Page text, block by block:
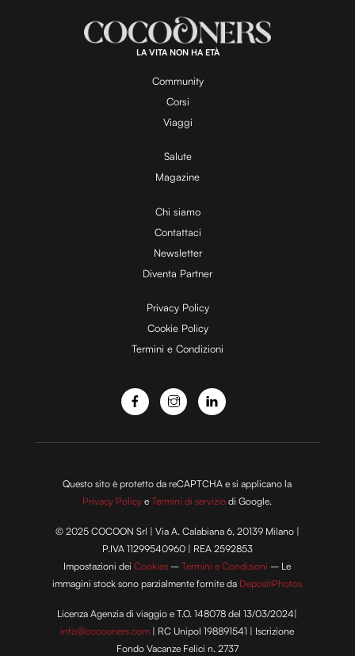
a
y
V
i
d
e
o
:
1
0
0
.
0
LA VITA NON HA ETÀ
Community
Corsi
Viaggi
Salute
Magazine
Chi siamo
Contattaci
Newsletter
Diventa Partner
Privacy Policy
Cookie Policy
Termini e Condizioni
Questo sito è protetto da reCAPTCHA e si applicano la
Privacy Policy eTermini di servizio di Google.
© 2025 COCOON Srl | Via A. Calabiana 6, 20139 Milano |
P.IVA 11299540960 | REA 2592853
Impostazioni deiCookies –Termini e Condizioni – Le
immagini stock sono parzialmente fornite da DepositPhotos
Licenza Agenzia di viaggio e T.O. 148078 del 13/03/2024|
info@cocooners.com | RC Unipol 198891541 | Iscrizione
Fondo Vacanze Felici n. 2737